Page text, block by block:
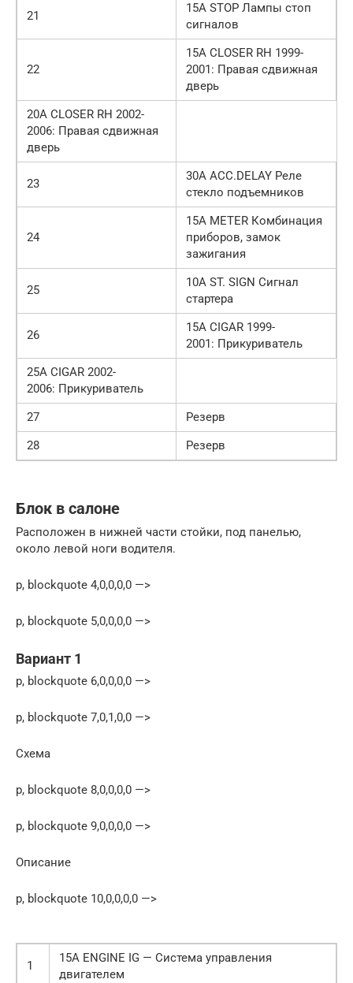
21
15А STOP Лампы стоп
сигналов
22
15А CLOSER RH 1999-
2001: Правая сдвижная
дверь
20А CLOSER RH 2002-
2006: Правая сдвижная
дверь
23
30А ACC.DELAY Реле
стекло подъемников
24
15А METER Комбинация
приборов, замок
зажигания
25
10А ST. SIGN Сигнал
стартера
26
15А CIGAR 1999-
2001: Прикуриватель
25А CIGAR 2002-
2006: Прикуриватель
27
Резерв
28
Резерв
Блок в салоне
Расположен в нижней части стойки, под панелью,
около левой ноги водителя.
p, blockquote 4,0,0,0,0 —>
p, blockquote 5,0,0,0,0 —>
Вариант 1
p, blockquote 6,0,0,0,0 —>
p, blockquote 7,0,1,0,0 —>
Схема
p, blockquote 8,0,0,0,0 —>
p, blockquote 9,0,0,0,0 —>
Описание
p, blockquote 10,0,0,0,0 —>
1
15А ENGINE IG — Система управления
двигателем